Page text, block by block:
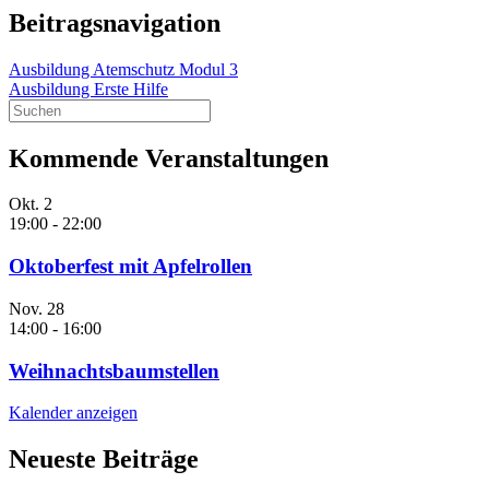
Beitragsnavigation
Ausbildung Atemschutz Modul 3
Ausbildung Erste Hilfe
Kommende Veranstaltungen
Okt. 2
19:00 - 22:00
Oktoberfest mit Apfelrollen
Nov. 28
14:00 - 16:00
Weihnachtsbaumstellen
Kalender anzeigen
Neueste Beiträge